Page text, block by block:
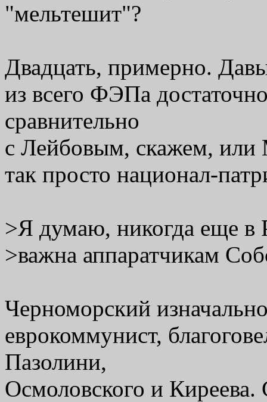
"мельтешит"?
Двадцать, примерно.
из всего ФЭПа
сравнительно
с Лейбовым, скажем,
так просто национал-
>Я думаю, никогда еще в
>важна аппаратчикам
Черноморский
еврокоммунист,
Пазолини,
Осмоловского и Киреева.